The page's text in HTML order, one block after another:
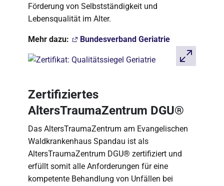
Förderung von Selbstständigkeit und
Lebensqualität im Alter.
Mehr dazu: Bundesverband Geriatrie
Zertifiziertes
AltersTraumaZentrum DGU®
Das AltersTraumaZentrum am Evangelischen
Waldkrankenhaus Spandau ist als
AltersTraumaZentrum DGU® zertifiziert und
erfüllt somit alle Anforderungen für eine
kompetente Behandlung von Unfällen bei